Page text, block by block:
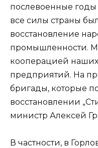
послевоенные годы
все силы страны
восстановление
промышленности.
кооперацией
предприятий. На
бригады, которые
восстановлении
министр Алексей
В частности, в